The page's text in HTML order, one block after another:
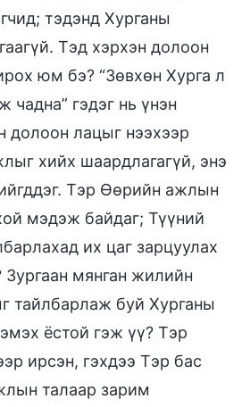
тэдэнд Хурганы
Тэд хэрхэн долоон
юм бэ? “Зөвхөн Хурга л
чадна” гэдэг нь үнэн
долоон лацыг нээхээр
хийх шаардлагагүй, энэ
Тэр Өөрийн ажлын
мэдэж байдаг; Түүний
их цаг зарцуулах
мянган жилийн
тайлбарлаж буй Хурганы
ёстой гэж үү? Тэр
ирсэн, гэхдээ Тэр бас
талаар зарим